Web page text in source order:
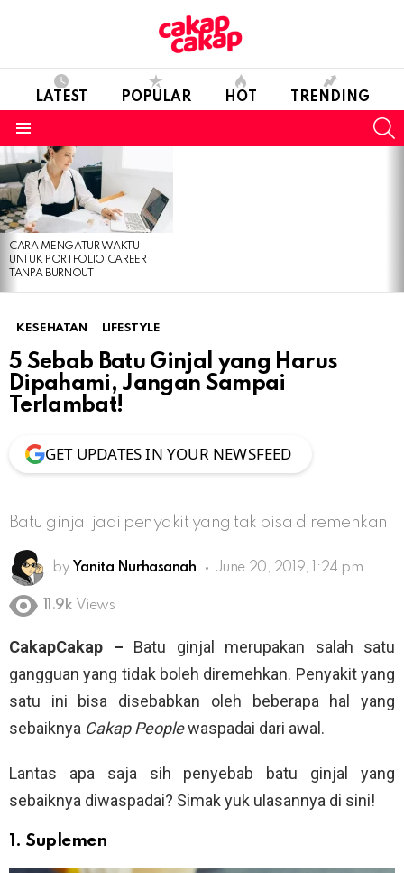
LATEST POPULAR HOT TRENDING
LATEST
STORIES
CARA MENGATUR WAKTU
UNTUK PORTFOLIO CAREER
TANPA BURNOUT
KESEHATAN LIFESTYLE
5 Sebab Batu Ginjal yang Harus
Dipahami, Jangan Sampai
Terlambat!
GET UPDATES IN YOUR NEWSFEED
Batu ginjal jadi penyakit yang tak bisa diremehkan
by Yanita Nurhasanah June 20, 2019, 1:24 pm
11.9k Views
CakapCakap – Batu ginjal merupakan salah satu
gangguan yang tidak boleh diremehkan. Penyakit yang
satu ini bisa disebabkan oleh beberapa hal yang
sebaiknya Cakap Peoplewaspadai dari awal.
Lantas apa saja sih penyebab batu ginjal yang
sebaiknya diwaspadai? Simak yuk ulasannya di sini!
1. Suplemen